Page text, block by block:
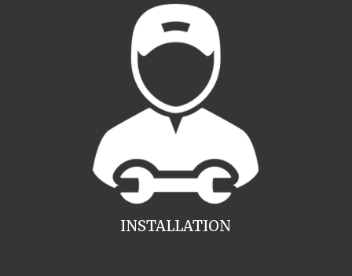
INSTALLATION